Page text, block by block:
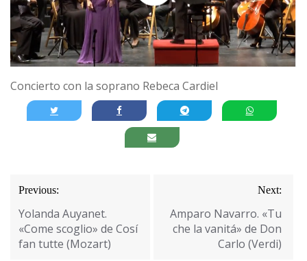
Concierto con la soprano Rebeca Cardiel
Navegación
de
entradas
Previous:
Yolanda Auyanet.
«Come scoglio» de Cosí
fan tutte (Mozart)
Next:
Amparo Navarro. «Tu
che la vanitá» de Don
Carlo (Verdi)